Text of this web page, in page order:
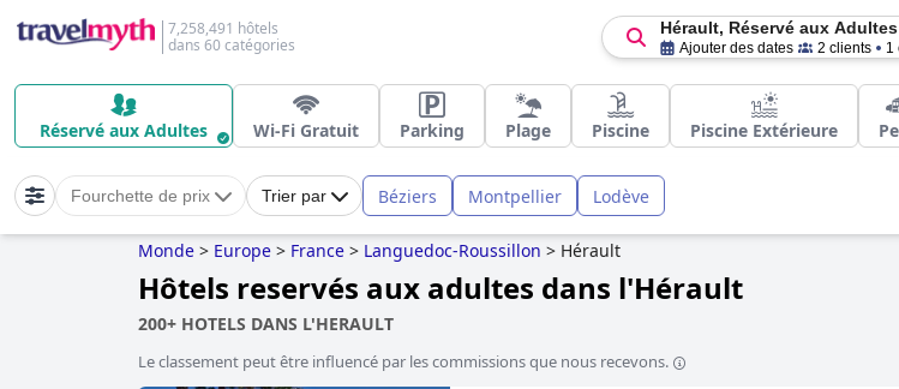
7,258,491 hôtels
dans 60 catégories
Hérault, Réservé aux Adultes
Ajouter des dates 2 clients 1
Réservé aux Adultes Wi-Fi Gratuit Parking Plage Piscine Piscine Extérieure
Fourchette de prix Trier par Béziers Montpellier Lodève
Monde > Europe > France > Languedoc-Roussillon > Hérault
Hôtels reservés aux adultes dans l'Hérault
200+ HOTELS DANS L'HERAULT
Le classement peut être influencé par les commissions que nous recevons.